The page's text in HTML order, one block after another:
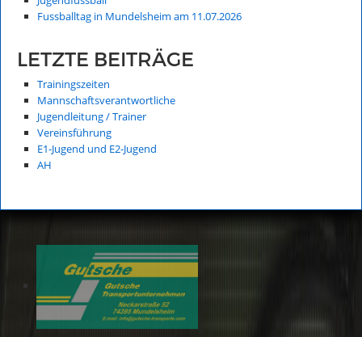
Fussballtag in Mundelsheim am 11.07.2026
LETZTE BEITRÄGE
Trainingszeiten
Mannschaftsverantwortliche
Jugendleitung / Trainer
Vereinsführung
E1-Jugend und E2-Jugend
AH